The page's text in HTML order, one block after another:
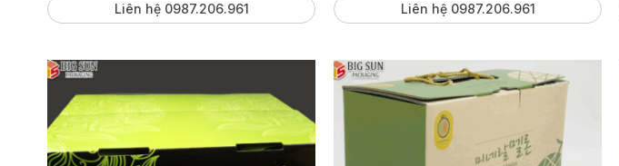
Liên hệ 0987.206.961 Liên hệ 0987.206.961